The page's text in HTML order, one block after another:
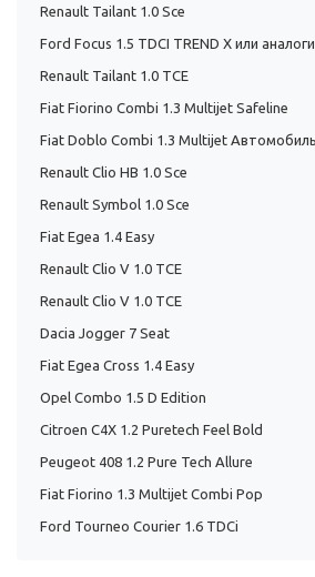
Renault Tailant 1.0 Sce
Ford Focus 1.5 TDCI TREND X или
Renault Tailant 1.0 TCE
Fiat Fiorino Combi 1.3 Multijet Safeline
Fiat Doblo Combi 1.3 Multijet
Renault Clio HB 1.0 Sce
Renault Symbol 1.0 Sce
Fiat Egea 1.4 Easy
Renault Clio V 1.0 TCE
Renault Clio V 1.0 TCE
Dacia Jogger 7 Seat
Fiat Egea Cross 1.4 Easy
Opel Combo 1.5 D Edition
Citroen C4X 1.2 Puretech Feel Bold
Peugeot 408 1.2 Pure Tech Allure
Fiat Fiorino 1.3 Multijet Combi Pop
Ford Tourneo Courier 1.6 TDCi